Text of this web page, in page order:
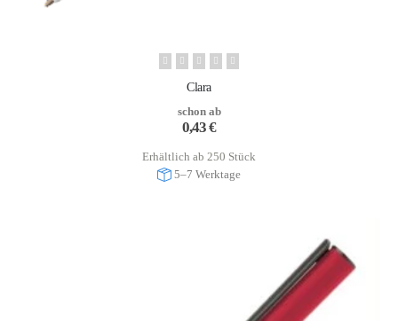
Clara
schon ab
0,43€
Erhältlich ab 250 Stück
5–7 Werktage